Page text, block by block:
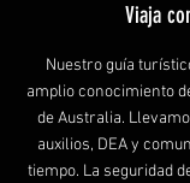
Viaja
Nuestro guía
amplio conocimiento
de Australia.
auxilios, DEA y
tiempo. La seguridad